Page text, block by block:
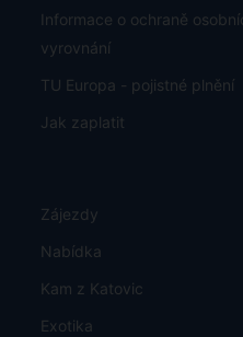
Informace o ochraně
vyrovnání
TU Europa - pojistné plnění
Jak zaplatit
Zájezdy
Nabídka
Kam z Katovic
Exotika